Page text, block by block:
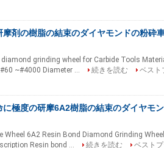
剤の樹脂の結束のダイヤモンドの粉砕
grinding wheel for Carbide Tools
~#4000 Diameter ...
続きを読む
ベスト
極度の研摩6A2樹脂の結束のダイヤモ
Wheel 6A2 Resin Bond Diamond Grinding
Resin bond ...
続きを読む
ベスト